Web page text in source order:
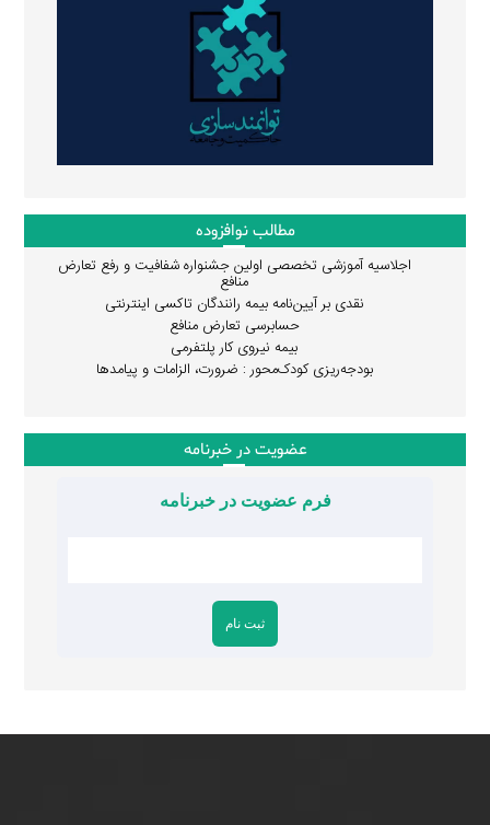
مطالب نوافزوده
اجلاسیه آموزشی تخصصی اولین جشنواره شفافیت و رفع تعارض
منافع
نقدی بر آیین‌نامه بیمه رانندگان تاکسی اینترنتی
حسابرسی تعارض منافع
بیمه نیروی کار پلتفرمی
بودجه‌ریزی کودک‌محور : ضرورت، الزامات و پیامدها
عضویت در خبرنامه
فرم عضویت در خبرنامه